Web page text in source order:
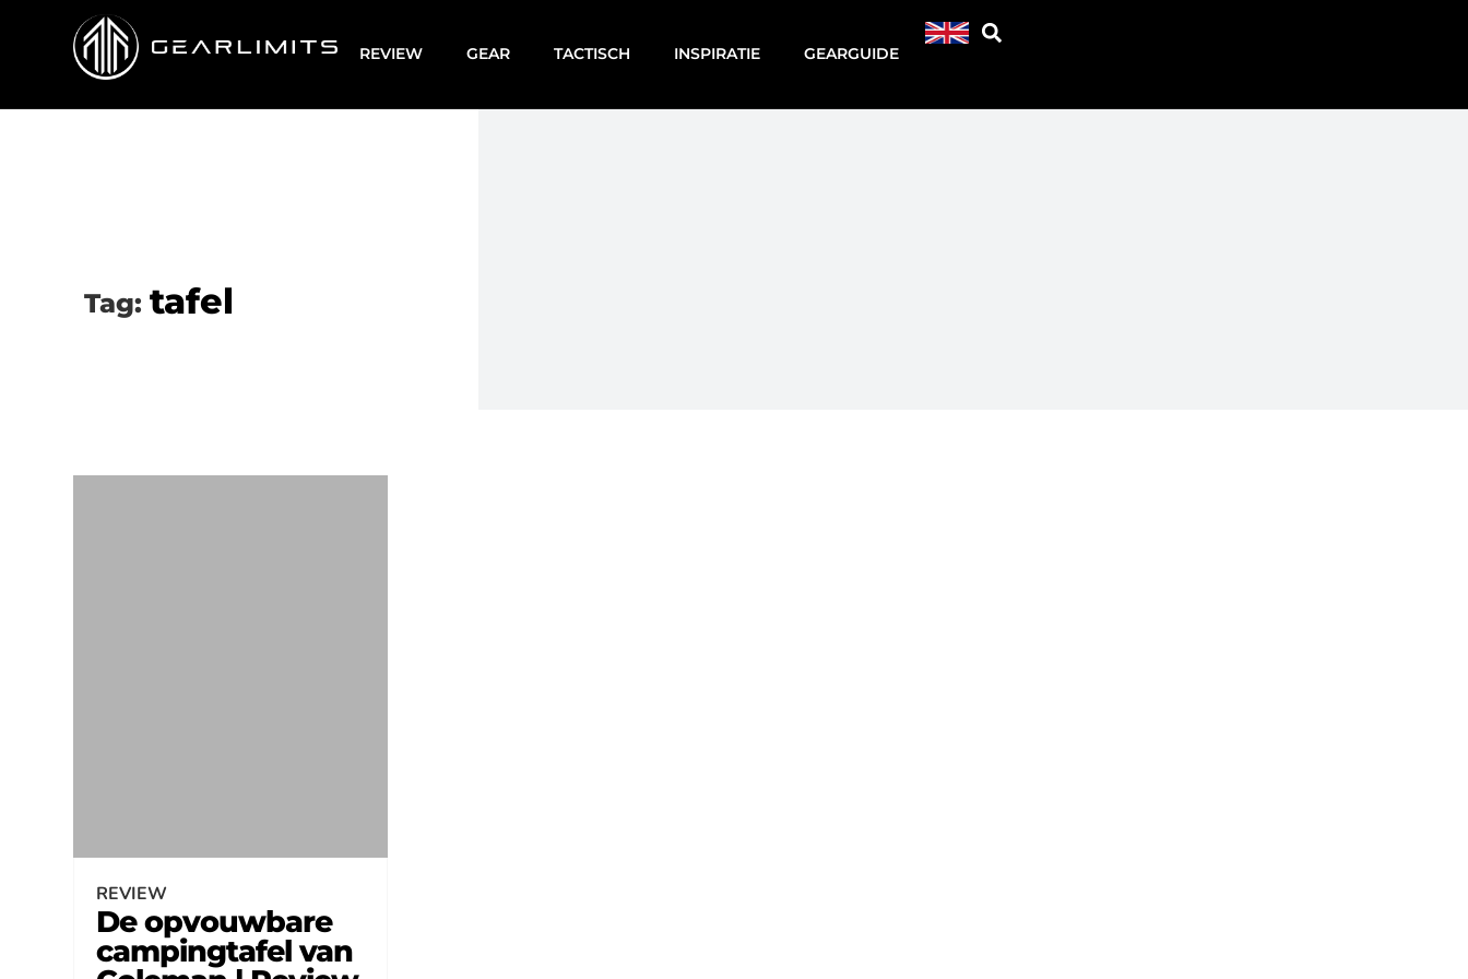
REVIEW GEAR TACTISCH INSPIRATIE GEARGUIDE
Tag:tafel
REVIEW
De opvouwbare
campingtafel van